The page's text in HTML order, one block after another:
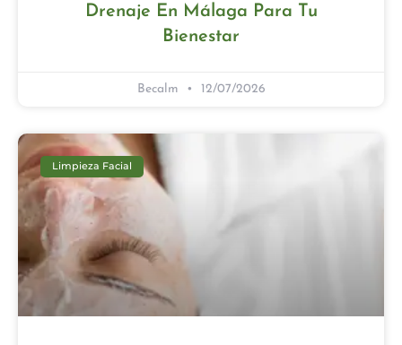
Drenaje En Málaga Para Tu
Bienestar
Becalm 12/07/2026
Limpieza Facial